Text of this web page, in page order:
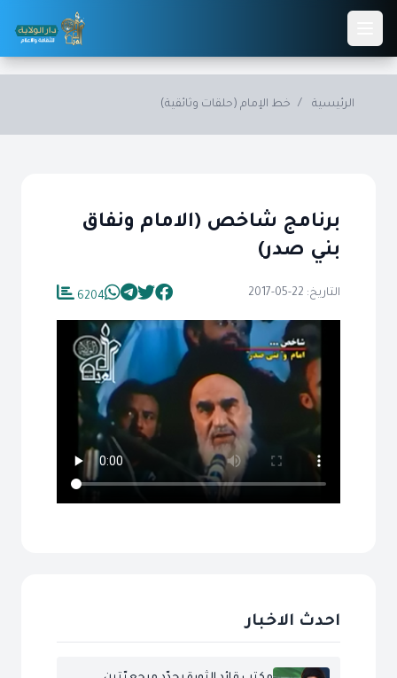
Skip to main content
الرئيسية / خط الإمام (حلقات وثائقية)
برنامج شاخص (الامام ونفاق
بني صدر)
التاريخ: 22-05-2017 6204
احدث الاخبار